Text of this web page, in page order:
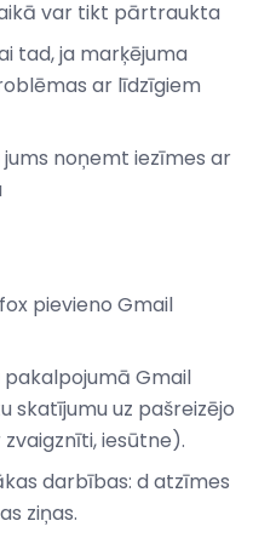
var tikt pārtraukta
tad, ja marķējuma
ar līdzīgiem
noņemt iezīmes ar
pievieno Gmail
pakalpojumā Gmail
skatījumu uz pašreizējo
iesūtne).
darbības: d atzīmes
ziņas.